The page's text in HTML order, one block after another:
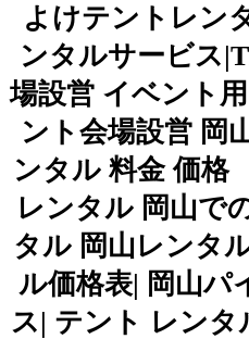
よけテントレン
ンタルサービス
場設営 イベント
ント会場設営 岡
ンタル 料金 価格
レンタル 岡山で
タル 岡山レンタ
ル価格表| 岡山パ
ス| テント レン